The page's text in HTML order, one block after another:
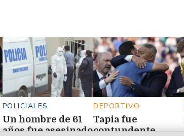
POLICIALES
Un hombre de 61
años fue asesinado
DEPORTIVO
Tapia fue
contundente